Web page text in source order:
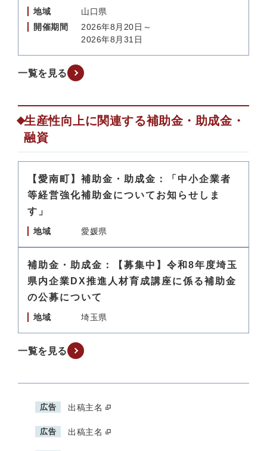
地域
山口県
開催期間
2026年8月20日～
2026年8月31日
一覧を見る
生産性向上に関連する補助金・助成金・
融資
【愛南町】補助金・助成金：「中小企業者
等経営強化補助金についてお知らせしま
す」
地域 愛媛県
補助金・助成金：【募集中】令和8年度埼玉
県内企業DX推進人材育成講座に係る補助金
の公募について
地域 埼玉県
一覧を見る
広告 出稿主名
広告 出稿主名